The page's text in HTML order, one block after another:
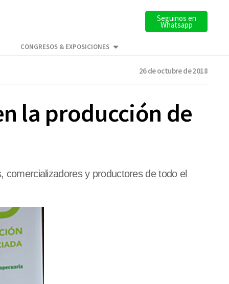
Seguinos en
Whatsapp
CONGRESOS & EXPOSICIONES
26 de octubre de 2018
la producción de
comercializadores y productores de todo el